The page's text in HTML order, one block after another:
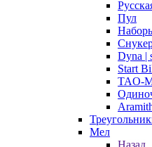
Пул
Dyna |
Start
TAO-
Мел
Назад